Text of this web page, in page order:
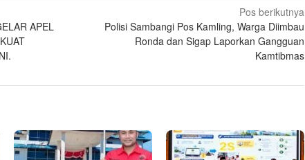
APEL
Pos berikutnya
Polisi Sambangi Pos Kamling, Warga Diimbau
Ronda dan Sigap Laporkan Gangguan
Kamtibmas